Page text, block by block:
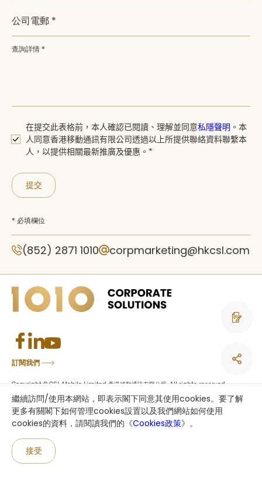
繼續訪問/使用本網站，即表示閣下同意其使用cookies。要了解
更多有關閣下如何管理cookies設置以及我們網站如何使用
cookies的資料，請閱讀我們的《Cookies政策》。
接受
公司電郵 *
查詢詳情 *
在提交此表格前，本人確認已閱讀、 理解並同意私隱聲明 。 本
人同意香港移動通訊有限公司透過以上所提供聯絡資料聯繫本
人，以提供相關最新推廣及優惠。*
提交
* 必填欄位
(852) 2871 1010 corpmarketing@hkcsl.com
訂閱我們
Copyright © CSL Mobile Limited 香港移動通訊有限公司. All rights reserved.
This site is protected by reCAPTCHA and the Google
Terms of Serviceapply.
an HKT company
聯絡我們